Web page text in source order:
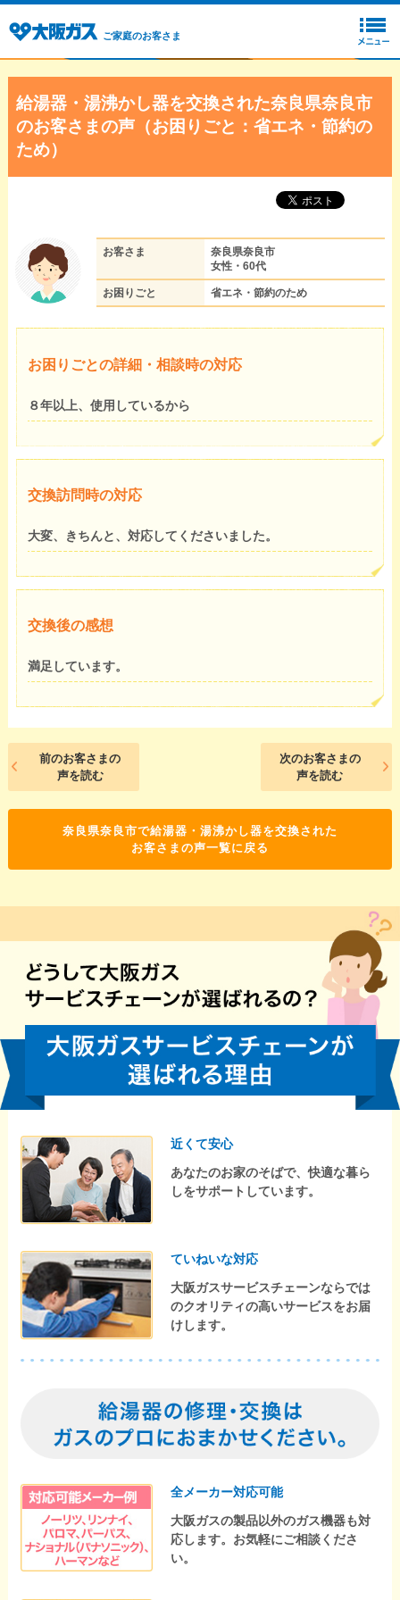
ご家庭のお客さま
給湯器・湯沸かし器を交換された奈良県奈良市
のお客さまの声（お困りごと：省エネ・節約の
ため）
お客さま
奈良県奈良市
女性・60代
お困りごと 省エネ・節約のため
お困りごとの詳細・相談時の対応
８年以上、使用しているから
交換訪問時の対応
大変、きちんと、対応してくださいました。
交換後の感想
満足しています。
前のお客さまの
声を読む
次のお客さまの
声を読む
奈良県奈良市で給湯器・湯沸かし器を交換された
お客さまの声一覧に戻る
近くて安心
あなたのお家のそばで、快適な暮ら
しをサポートしています。
ていねいな対応
大阪ガスサービスチェーンならでは
のクオリティの高いサービスをお届
けします。
全メーカー対応可能
大阪ガスの製品以外のガス機器も対
応します。お気軽にご相談くださ
い。